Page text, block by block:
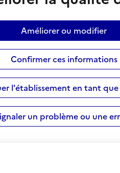
Améliorer ou modifier
Confirmer ces informations
l'établissement en tant
un problème ou une